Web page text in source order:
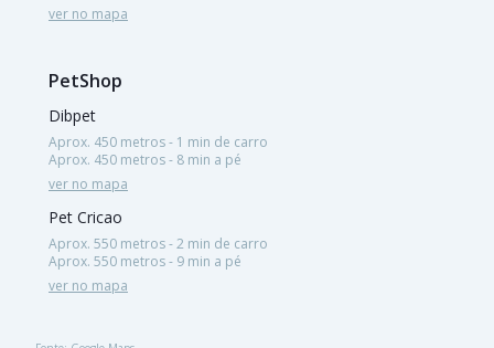
ver no mapa
PetShop
Dibpet
Aprox. 450 metros - 1 min de carro
Aprox. 450 metros - 8 min a pé
ver no mapa
Pet Cricao
Aprox. 550 metros - 2 min de carro
Aprox. 550 metros - 9 min a pé
ver no mapa